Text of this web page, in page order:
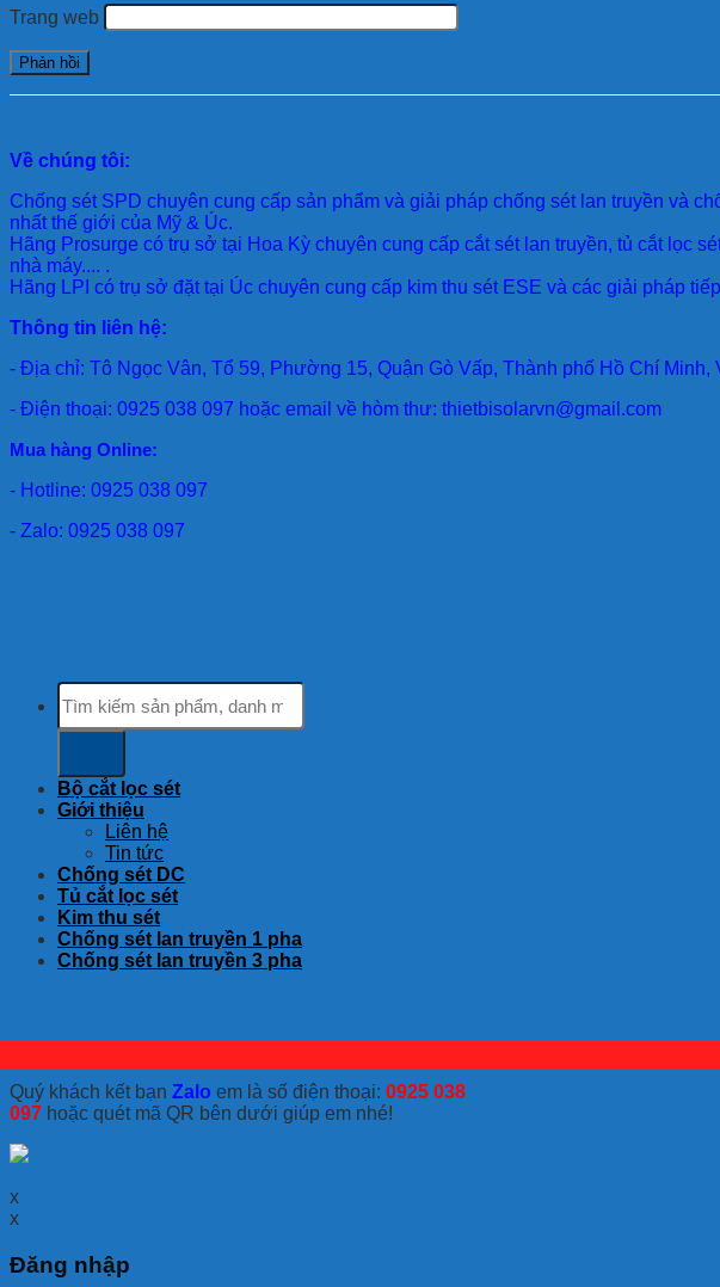
Trang web
Về chúng tôi:
Chống sét SPD chuyên cung cấp sản phẩm và giải pháp chống sét lan truyền và
nhất thế giới của Mỹ & Úc.
Hãng Prosurge có trụ sở tại Hoa Kỳ chuyên cung cấp cắt sét lan truyền, tủ cắt lọc
nhà máy.... .
Hãng LPI có trụ sở đặt tại Úc chuyên cung cấp kim thu sét ESE và các giải pháp
Thông tin liên hệ:
- Địa chỉ: Tô Ngọc Vân, Tổ 59, Phường 15, Quận Gò Vấp, Thành phố Hồ Chí Minh,
- Điện thoại: 0925 038 097 hoặc email về hòm thư: thietbisolarvn@gmail.com
Mua hàng Online:
- Hotline: 0925 038 097
- Zalo: 0925 038 097
Tìm
kiếm:
Bộ cắt lọc sét
Giới thiệu
Liên hệ
Tin tức
Chống sét DC
Tủ cắt lọc sét
Kim thu sét
Chống sét lan truyền 1 pha
Chống sét lan truyền 3 pha
Quý khách kết bạn Zalo em là số điện thoại: 0925 038
097 hoặc quét mã QR bên dưới giúp em nhé!
x
x
Đăng nhập